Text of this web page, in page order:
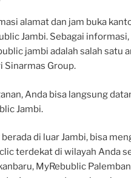
alamat dan jam buka
Jambi. Sebagai
jambi adalah salah satu
Sinarmas Group.
Anda bisa langsung
Jambi.
berada di luar Jambi, bisa
terdekat di wilayah Anda
MyRebublic